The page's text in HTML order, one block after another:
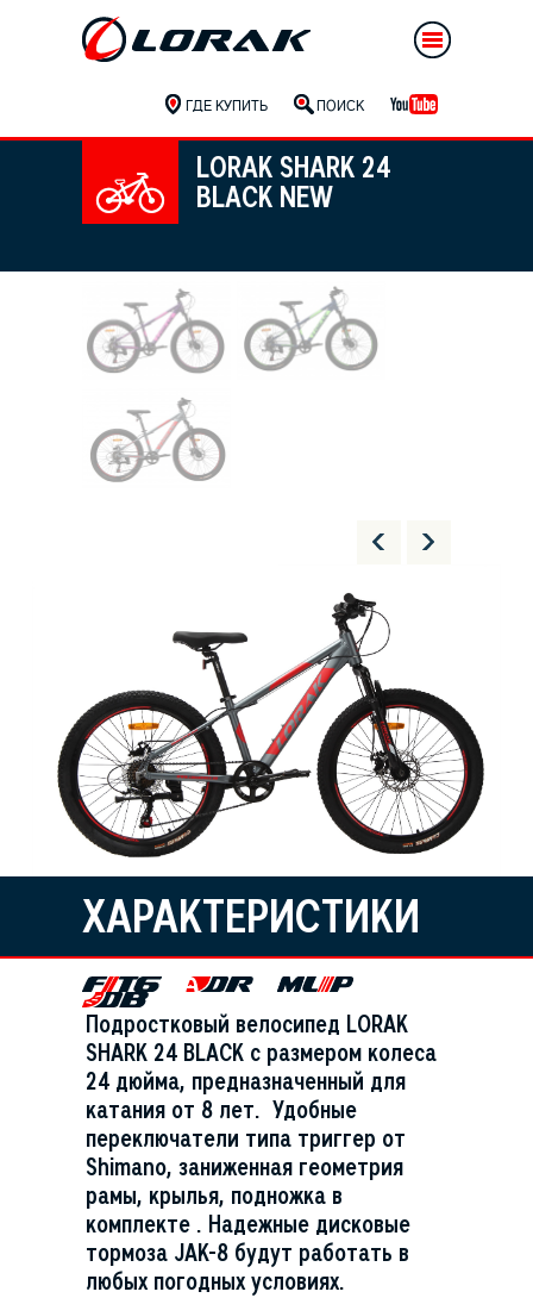
ГДЕ КУПИТЬ ПОИСК
LORAK SHARK 24
BLACK NEW
ХАРАКТЕРИСТИКИ
Подростковый велосипед LORAK
SHARK 24 BLACK с размером колеса
24 дюйма, предназначенный для
катания от 8 лет. Удобные
переключатели типа триггер от
Shimano, заниженная геометрия
рамы, крылья, подножка в
комплекте . Надежные дисковые
тормоза JAK-8 будут работать в
любых погодных условиях.